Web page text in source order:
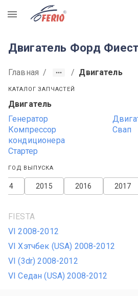
R
Двигатель Форд
Главная / / Двигатель
КАТАЛОГ ЗАПЧАСТЕЙ
Двигатель
Генератор
Компрессор
кондиционера
Свап
Стартер
ГОД ВЫПУСКА
2017
2016
2015
FIESTA
VI 2008-2012
VI Хэтчбек (USA) 2008-2012
VI (3dr) 2008-2012
VI Седан (USA) 2008-2012